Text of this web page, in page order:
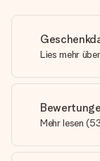
Lies mehr
Mehr lesen (